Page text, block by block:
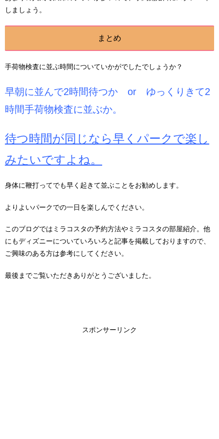
しましょう。
まとめ
手荷物検査に並ぶ時間についていかがでしたでしょうか？
早朝に並んで2時間待つか or ゆっくりきて2
時間手荷物検査に並ぶか。
待つ時間が同じなら早くパークで楽し
みたいですよね。
身体に鞭打ってでも早く起きて並ぶことをお勧めします。
よりよいパークでの一日を楽しんでください。
このブログではミラコスタの予約方法やミラコスタの部屋紹介。他
にもディズニーについていろいろと記事を掲載しておりますので、
ご興味のある方は参考にしてください。
最後までご覧いただきありがとうございました。
スポンサーリンク